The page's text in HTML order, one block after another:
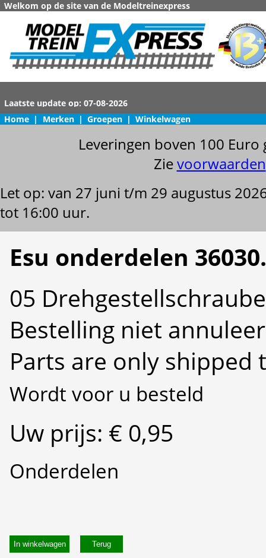
Welkom op de site van de Modeltreinexpress
Home | Merken | Groepen | Winkelwagen
Leveringen boven 100
Zievoorwaarden
Let op: van 27 juni t/m 29 augustus
tot 16:00 uur.
Esu onderdelen
05
Bestelling niet
Parts are only shipped
Wordt voor u besteld
Uw prijs: € 0,95
Onderdelen
In winkelwagen